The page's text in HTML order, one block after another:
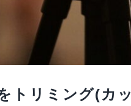
リミング(カ